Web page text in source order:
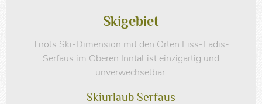
Skigebiet
Tirols Ski-Dimension mit den Orten Fiss-Ladis-
Serfaus im Oberen Inntal ist einzigartig und
unverwechselbar.
Skiurlaub Serfaus